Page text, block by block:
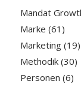
Mandat
Marke (61)
Marketing(19)
Methodik(30)
Personen (6)